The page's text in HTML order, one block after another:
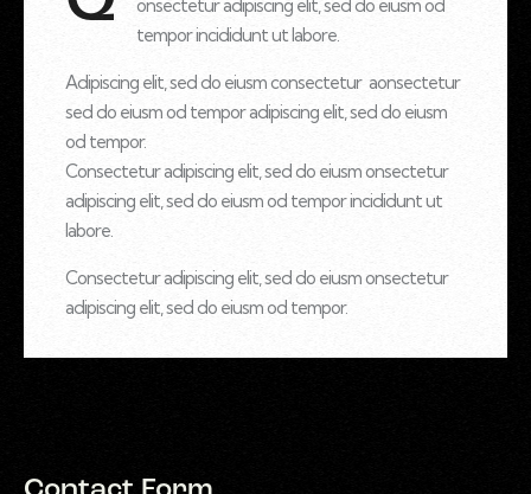
onsectetur adipiscing elit, sed do eiusm od
tempor incididunt ut labore.
Adipiscing elit, sed do eiusm consectetur aonsectetur
sed do eiusm od tempor adipiscing elit, sed do eiusm
od tempor.
Consectetur adipiscing elit, sed do eiusm onsectetur
adipiscing elit, sed do eiusm od tempor incididunt ut
labore.
Consectetur adipiscing elit, sed do eiusm onsectetur
adipiscing elit, sed do eiusm od tempor.